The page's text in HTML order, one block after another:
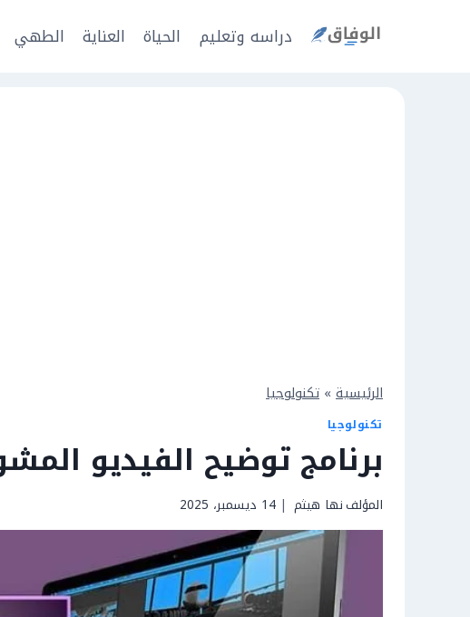
دراسه وتعليم الحياة العناية الطهي
الرئيسية » تكنولوجيا
تكنولوجيا
برنامج توضيح الفيديو
المؤلفنها هيثم 14 ديسمبر، 2025